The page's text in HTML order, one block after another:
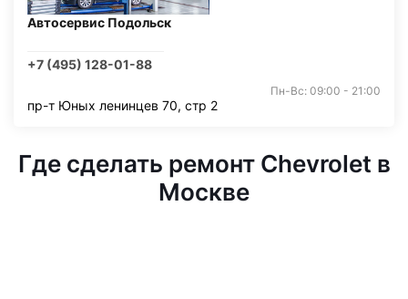
Автосервис Подольск
+7 (495) 128-01-88
Пн-Вс: 09:00 - 21:00
пр-т Юных ленинцев 70, стр 2
Где сделать ремонт Chevrolet в
Москве